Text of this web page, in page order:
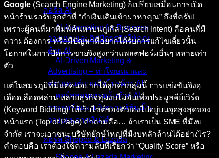
คอร์ส AI
AI Automation for Business –
วางแผนและติดปีกธุรกิจให้คุณ
ด้วย AI
AI-Driven Marketing &
Advertising – ทำโฆษณาและ
คอนเทนต์แบบมือโปรด้วย AI
คอร์สสอนเทรดหุ้นด้วย AI –
วางพอร์ตแม่น วิเคราะห์หุ้นเป็น
วางแผนการเงินได้
คอร์ส Shopee & Lazada
Google (Search Engine Marketing) ก็เปรียบเสมือนการเปิด
หน้าร้านรอรับลูกค้าที่ “กำเงินเดินเข้ามาหาคุณ” ถึงที่ครับ!
เพราะผู้คนที่มาพิมพ์ค้นหาบนกูเกิล (Search Intent) คือคนที่มี
ความต้องการ หรือมีปัญหาที่อยากได้รับการแก้ไขเดี๋ยวนั้น
โอกาสในการปิดการขายจึงสูงกว่าแพลตฟอร์มอื่นๆ หลายเท่า
ตัว
แต่ในสมรภูมิที่มีแต่คนอยากได้ลูกค้ากลุ่มนี้ การแข่งขันจึงดุ
เดือดเลือดพล่าน หลายธุรกิจทุ่มงบไม่อั้นเพื่อประมูลคีย์เวิร์ด
(Keyword Bidding) ให้เว็บไซต์ของตัวเองไปอยู่บนจุดสูงสุดของ
หน้าแรก (Top of Page) คำถามคือ… ถ้าเราเป็น SME ที่มีงบ
จำกัด เราจะเอาชนะบริษัทยักษ์ใหญ่ที่มีงบหลักล้านได้อย่างไร?
คำตอบคือ เราต้องใช้ความลับที่เรียกว่า “Quality Score” หรือ